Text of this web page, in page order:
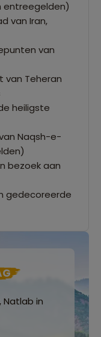
entreegelden)
van Iran,
van
van Teheran
heiligste
Naqsh-e-
bezoek aan
gedecoreerde
, Natlab in